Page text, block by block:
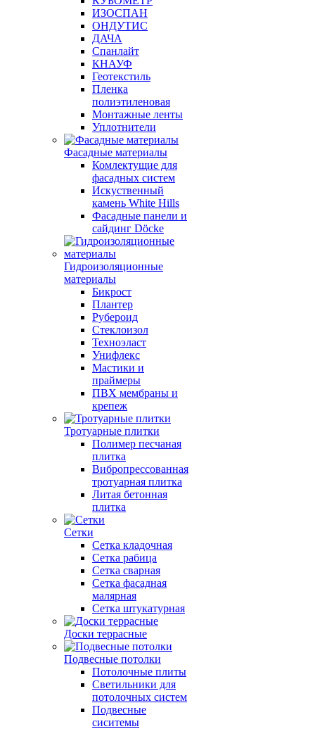
ИЗОСПАН
ОНДУТИС
ДАЧА
Спанлайт
КНАУФ
Геотекстиль
Пленка
полиэтиленовая
Монтажные ленты
Уплотнители
Фасадные материалы
Комлектущие для
фасадных систем
Искуственный
камень White Hills
Фасадные панели и
сайдинг Döcke
Гидроизоляционные
материалы
Бикрост
Плантер
Рубероид
Стеклоизол
Техноэласт
Унифлекс
Мастики и
праймеры
ПВХ мембраны и
крепеж
Тротуарные плитки
Полимер песчаная
плитка
Вибропрессованная
тротуарная плитка
Литая бетонная
плитка
Сетки
Сетка кладочная
Сетка рабица
Сетка сварная
Сетка фасадная
малярная
Сетка штукатурная
Доски террасные
Подвесные потолки
Потолочные плиты
Светильники для
потолочных систем
Подвесные
сиситемы